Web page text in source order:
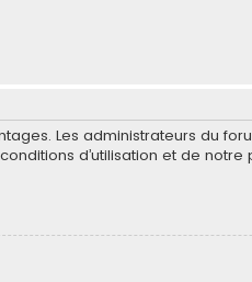
Les administrateurs du
d’utilisation et de